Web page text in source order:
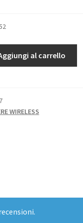
al carrello
WIRELESS